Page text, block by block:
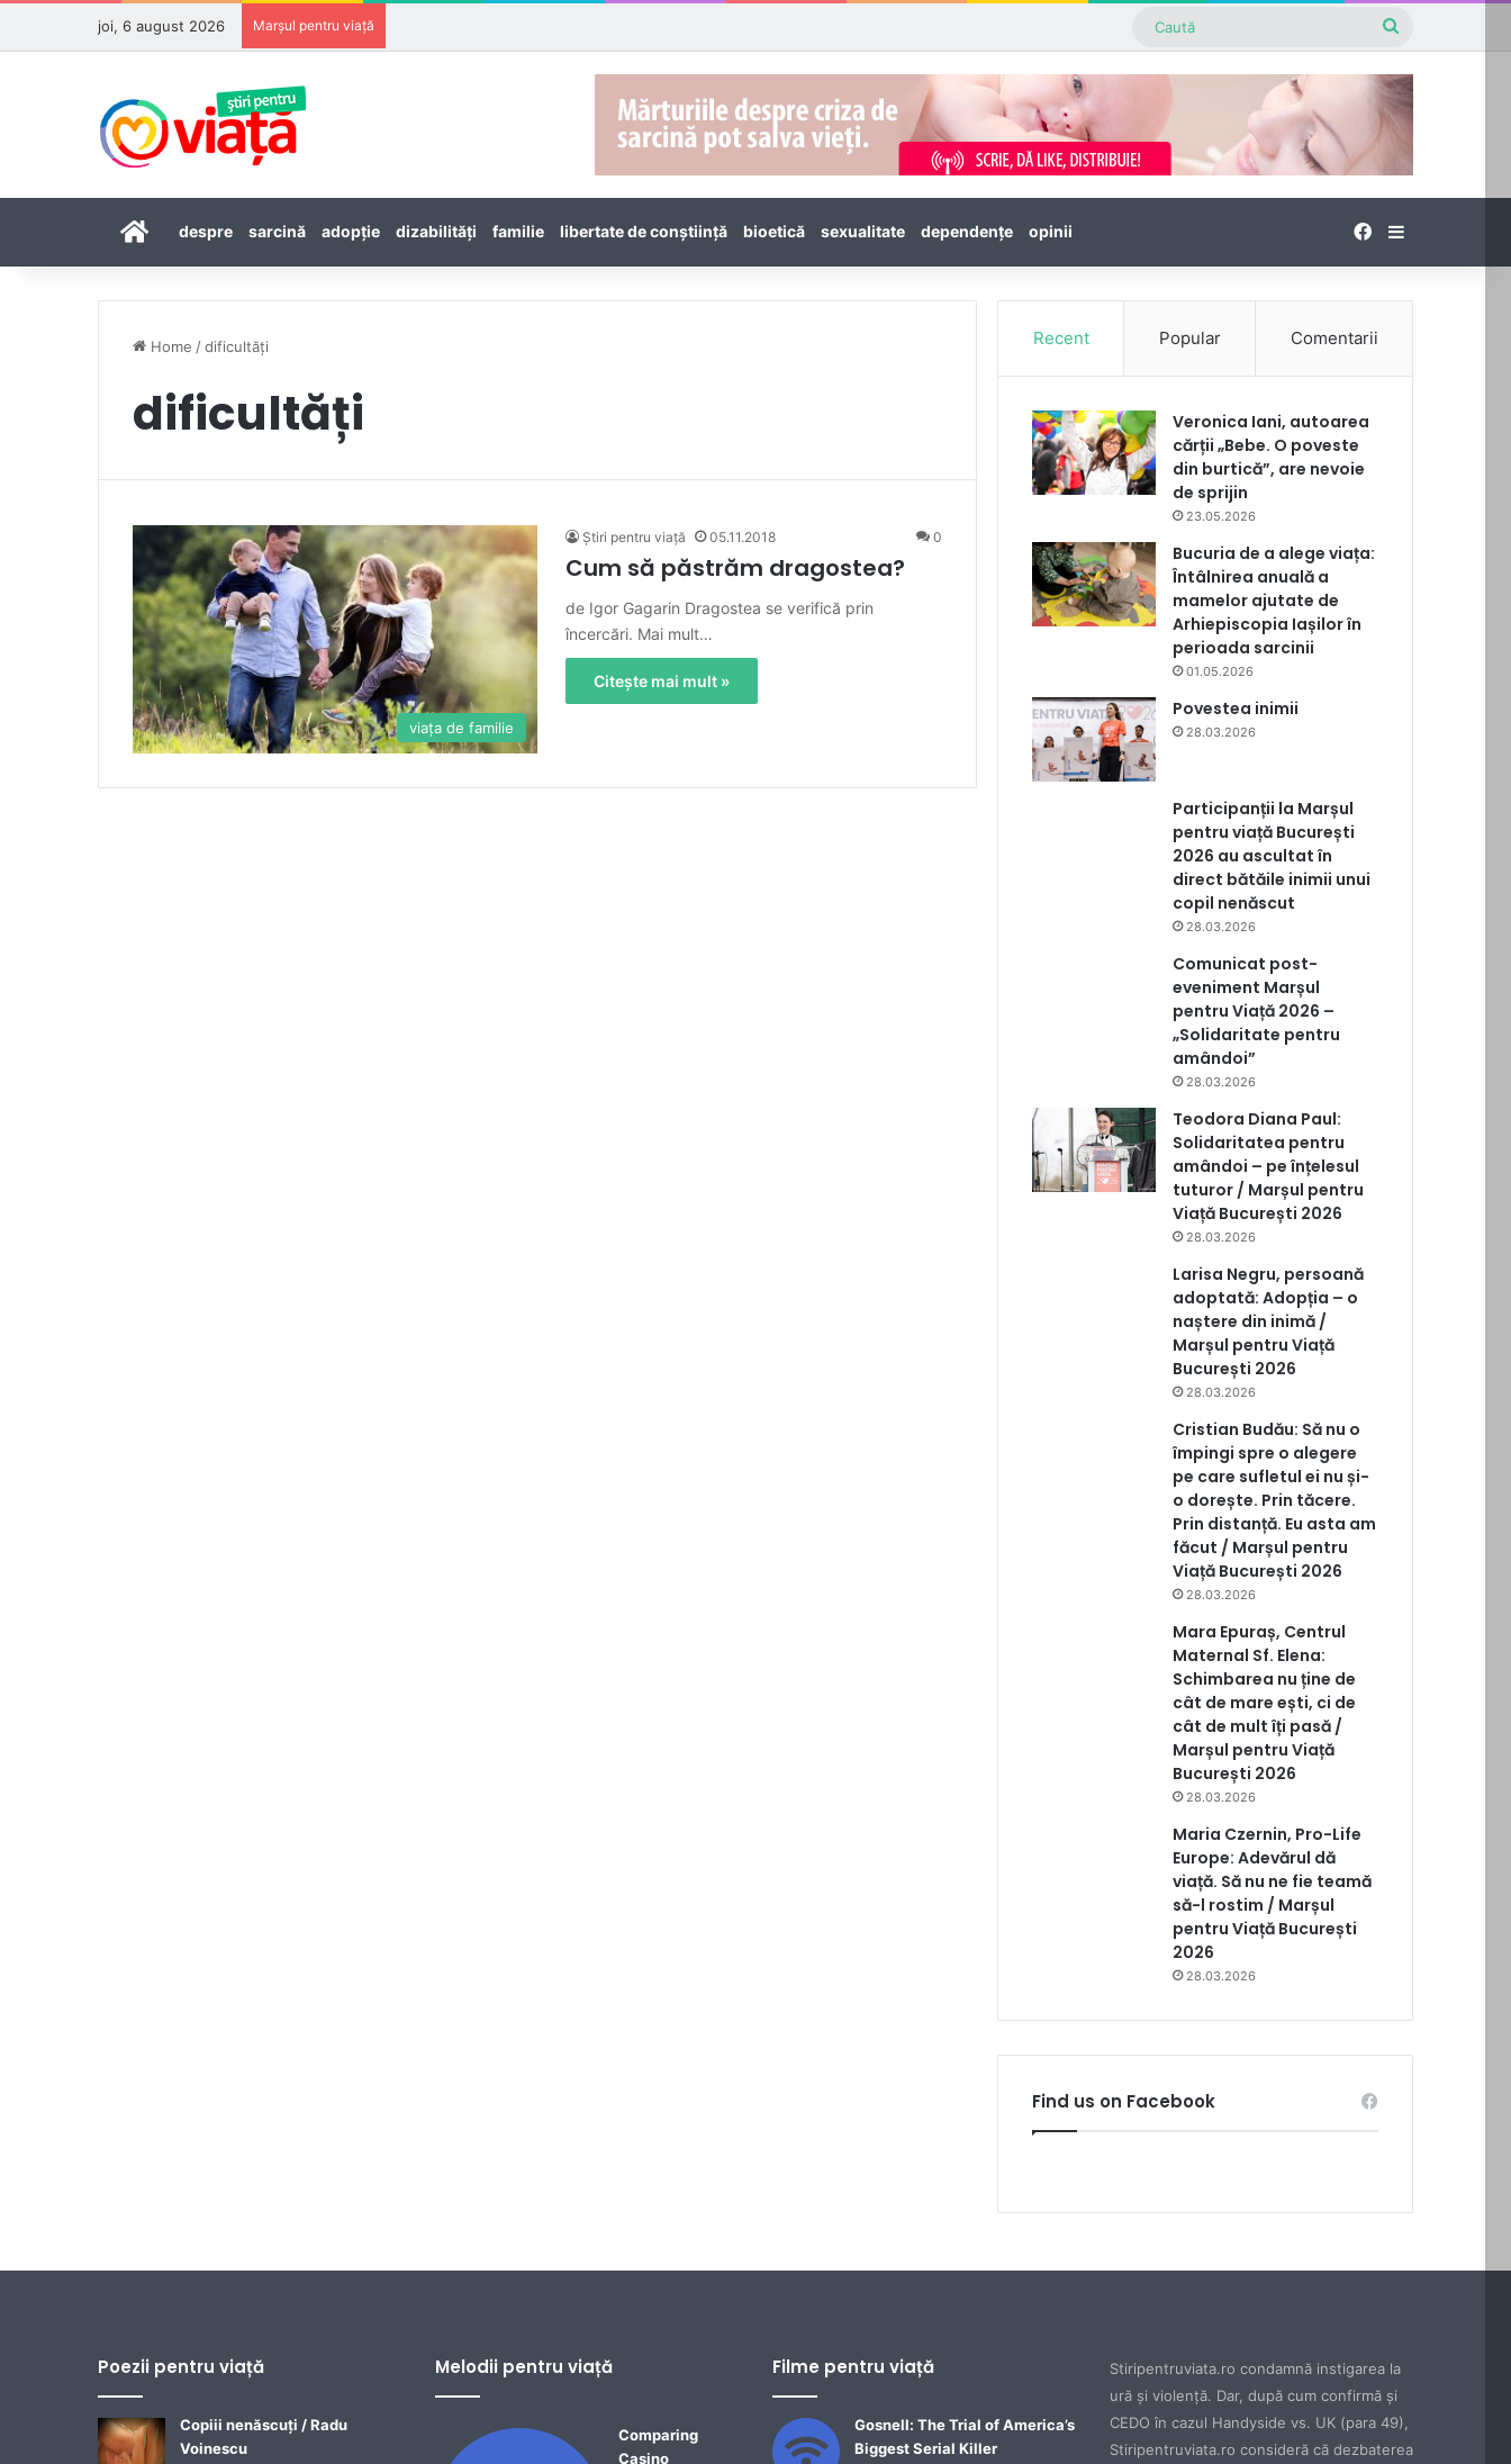
joi, 6 august 2026 Marșul pentru viață
Prima pagină
despre sarcină adopţie dizabilităţi familie libertate de conștiință bioetică sexualitate dependenţe opinii Facebook
Home /dificultăți
dificultăți
viaţa de familie
Știri pentru viață 05.11.2018 0
Cum să păstrăm dragostea?
de Igor Gagarin Dragostea se verifică prin
încercări. Mai mult…
Citește mai mult »
Recent Popular Comentarii
Veronica Iani, autoarea
cărții „Bebe. O poveste
din burtică”, are nevoie
de sprijin
23.05.2026
Bucuria de a alege viața:
Întâlnirea anuală a
mamelor ajutate de
Arhiepiscopia Iașilor în
perioada sarcinii
01.05.2026
Povestea inimii
28.03.2026
Participanții la Marșul
pentru viață București
2026 au ascultat în
direct bătăile inimii unui
copil nenăscut
28.03.2026
Comunicat post-
eveniment Marșul
pentru Viață 2026 –
„Solidaritate pentru
amândoi”
28.03.2026
Teodora Diana Paul:
Solidaritatea pentru
amândoi – pe înțelesul
tuturor / Marșul pentru
Viață București 2026
28.03.2026
Larisa Negru, persoană
adoptată: Adopția – o
naștere din inimă /
Marșul pentru Viață
București 2026
28.03.2026
Cristian Budău: Să nu o
împingi spre o alegere
pe care sufletul ei nu și-
o dorește. Prin tăcere.
Prin distanță. Eu asta am
făcut / Marșul pentru
Viață București 2026
28.03.2026
Mara Epuraș, Centrul
Maternal Sf. Elena:
Schimbarea nu ține de
cât de mare ești, ci de
cât de mult îți pasă /
Marșul pentru Viață
București 2026
28.03.2026
Maria Czernin, Pro-Life
Europe: Adevărul dă
viață. Să nu ne fie teamă
să-l rostim / Marșul
pentru Viață București
2026
28.03.2026
Find us on Facebook
Poezii pentru viață
Copiii nenăscuți / Radu
Voinescu
Melodii pentru viață
Comparing
Casino
Filme pentru viață
Gosnell: The Trial of America’s
Biggest Serial Killer
Stiripentruviata.ro condamnă instigarea la
ură şi violenţă. Dar, după cum confirmă şi
CEDO în cazul Handyside vs. UK (para 49),
Stiripentruviata.ro consideră că dezbaterea